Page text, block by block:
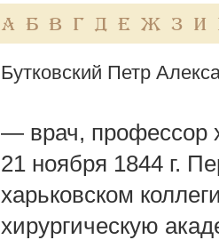
А Б В Г Д Е Ж З И
Бутковский Петр
— врач, профессор
21 ноября 1844 г.
харьковском
хирургическую